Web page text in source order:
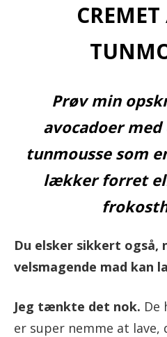
Prøv min
avocadoer
tunmousse som
lækker forret
Du elsker sikkert også,
velsmagende mad kan
Jeg tænkte det nok. De
er super nemme at